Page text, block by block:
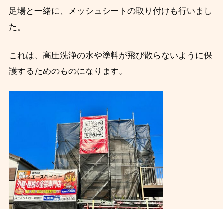
足場と一緒に、メッシュシートの取り付けも行いまし
た。
これは、高圧洗浄の水や塗料が飛び散らないように保
護するためのものになります。